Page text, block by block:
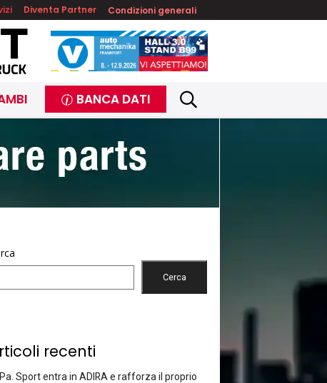
Diventa Partner Condizioni generali
BANCA DATI
Cerca
recenti
Sport entra in ADIRA e rafforza il proprio